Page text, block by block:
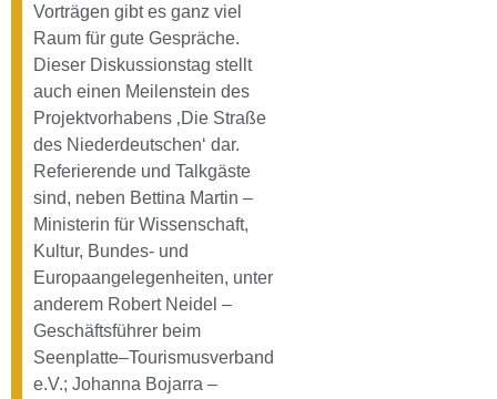
Vorträgen gibt es ganz viel
Raum für gute Gespräche.
Dieser Diskussionstag stellt
auch einen Meilenstein des
Projektvorhabens ‚Die Straße
des Niederdeutschen‘ dar.
Referierende und Talkgäste
sind, neben Bettina Martin –
Ministerin für Wissenschaft,
Kultur, Bundes- und
Europaangelegenheiten, unter
anderem Robert Neidel –
Geschäftsführer beim
Seenplatte–Tourismusverband
e.V.; Johanna Bojarra –